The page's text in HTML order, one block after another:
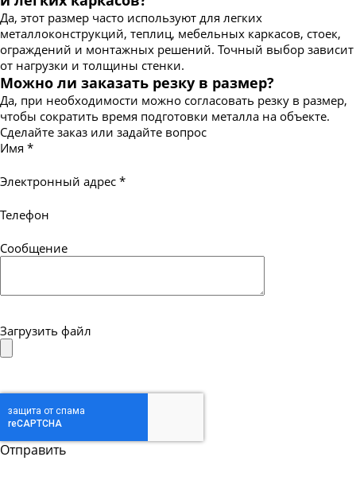
Да, этот размер часто используют для легких
металлоконструкций, теплиц, мебельных каркасов, стоек,
ограждений и монтажных решений. Точный выбор зависит
от нагрузки и толщины стенки.
Можно ли заказать резку в размер?
Да, при необходимости можно согласовать резку в размер,
чтобы сократить время подготовки металла на объекте.
Сделайте заказ или задайте вопрос
Имя *
Электронный адрес *
Телефон
Сообщение
Загрузить файл